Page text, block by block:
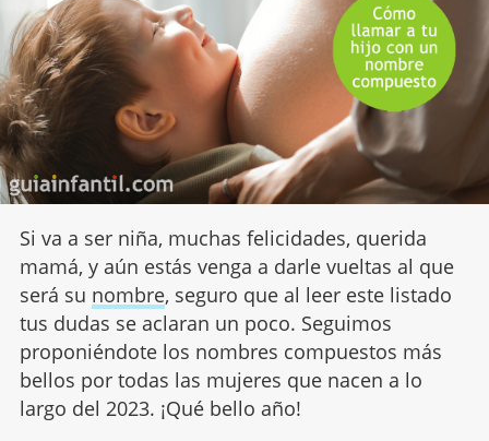
Si va a ser niña, muchas felicidades, querida
mamá, y aún estás venga a darle vueltas al que
será su nombre, seguro que al leer este listado
tus dudas se aclaran un poco. Seguimos
proponiéndote los nombres compuestos más
bellos por todas las mujeres que nacen a lo
largo del 2023. ¡Qué bello año!